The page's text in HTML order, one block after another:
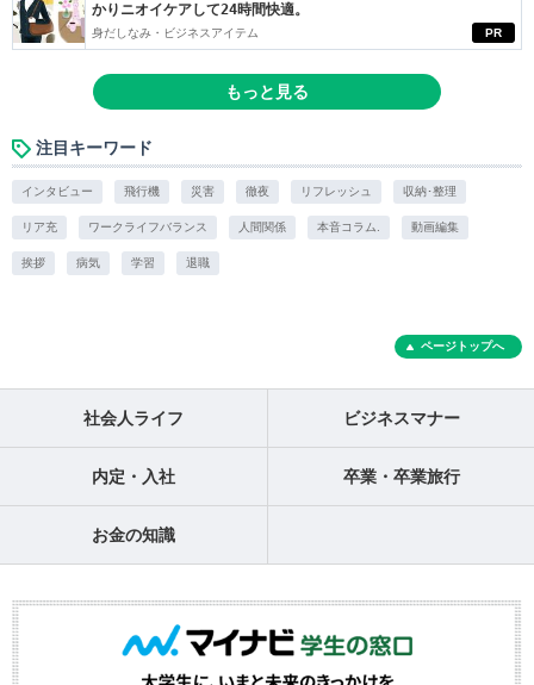
PR
かりニオイケアして24時間快適。
身だしなみ・ビジネスアイテム
もっと見る
注目キーワード
インタビュー 飛行機 災害 徹夜 リフレッシュ 収納･整理
リア充 ワークライフバランス 人間関係 本音コラム. 動画編集
挨拶 病気 学習 退職
ページトップへ
社会人ライフ ビジネスマナー
内定・入社 卒業・卒業旅行
お金の知識